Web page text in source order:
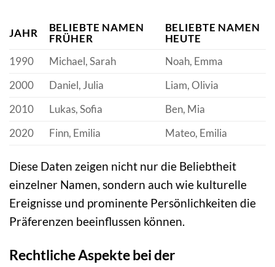
JAHR
BELIEBTE NAMEN
FRÜHER
BELIEBTE NAMEN
HEUTE
1990
Michael, Sarah
Noah, Emma
2000
Daniel, Julia
Liam, Olivia
2010
Lukas, Sofia
Ben, Mia
2020
Finn, Emilia Mateo, Emilia
Diese Daten zeigen nicht nur die Beliebtheit
einzelner Namen, sondern auch wie kulturelle
Ereignisse und prominente Persönlichkeiten die
Präferenzen beeinflussen können.
Rechtliche Aspekte bei der